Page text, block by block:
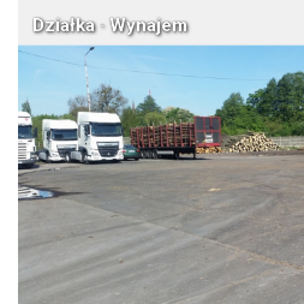
Działka · Wynajem